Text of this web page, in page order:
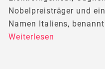
Nobelpreisträger und
Namen Italiens,
Weiterlesen